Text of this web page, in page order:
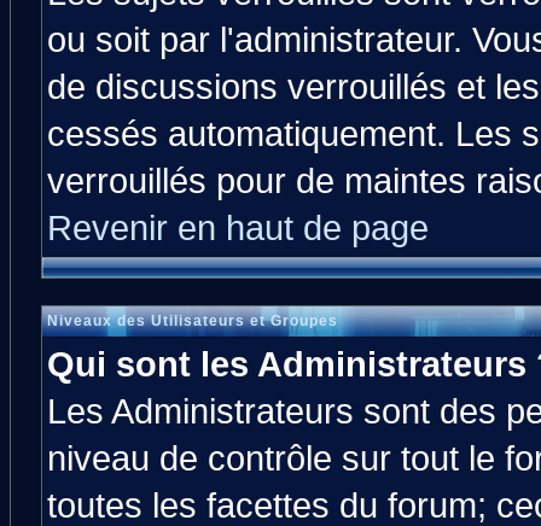
ou soit par l'administrateur.
de discussions verrouillés et
cessés automatiquement. Les
verrouillés pour de maintes
Revenir en haut de page
Niveaux des Utilisateurs et Groupes
Qui sont les Administrateurs
Les Administrateurs sont des
niveau de contrôle sur tout le
toutes les facettes du forum;